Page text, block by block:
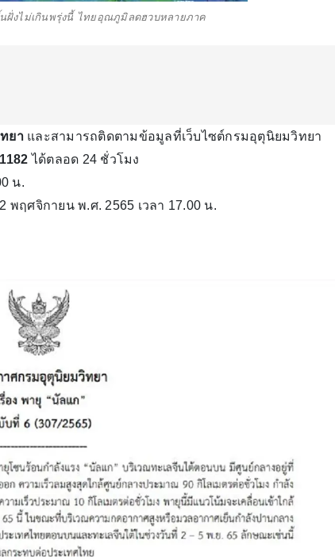
ฝั่งไม่เกินพรุ่งนี้ ไทยอุณภูมิลดฮวบหลายภาค
ยาและสามารถติดตามข้อมูลที่เว็บไซต์กรมอุตุนิยมวิทยา
1182 ได้ตลอด 24 ชั่วโมง
น.
ฤศจิกายน พ.ศ. 2565 เวลา 17.00 น.